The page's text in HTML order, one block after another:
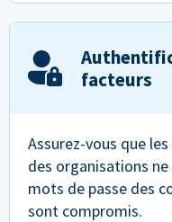
facteurs
Assurez-vous que
des organisations
mots de passe des
sont compromis.